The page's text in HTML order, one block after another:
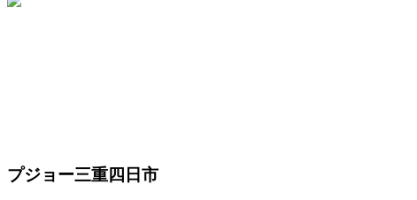
プジョー三重四日市